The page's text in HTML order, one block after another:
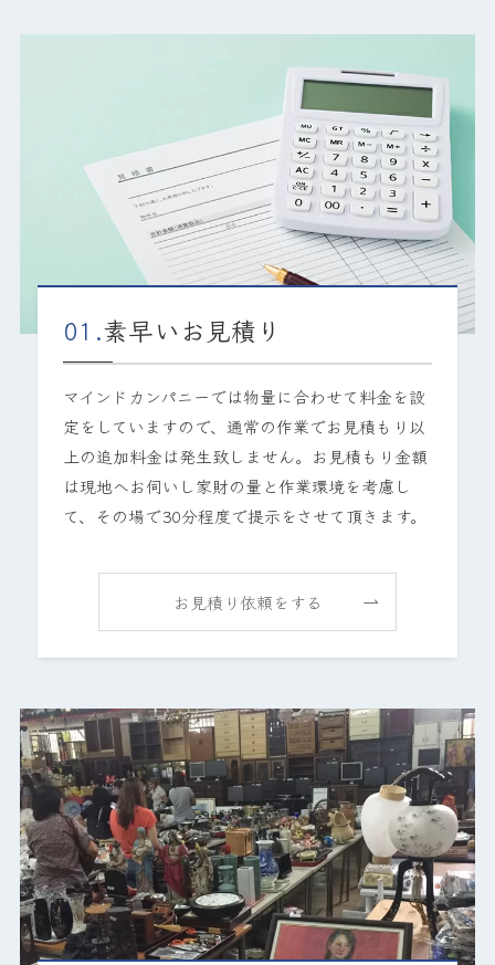
01.素早いお見積り
マインドカンパニーでは物量に合わせて料金を設
定をしていますので、通常の作業でお見積もり以
上の追加料金は発生致しません。お見積もり金額
は現地へお伺いし家財の量と作業環境を考慮し
て、その場で30分程度で提示をさせて頂きます。
お見積り依頼をする